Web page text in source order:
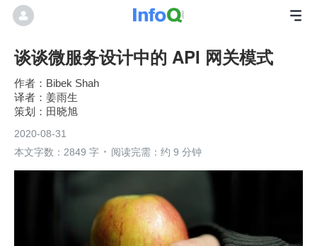
谈谈微服务设计中的 API 网关模式
Bibek Shah
姜雨生
田晓旭
2020-08-31
本文字数：2849 字
阅读完需：约 9 分钟